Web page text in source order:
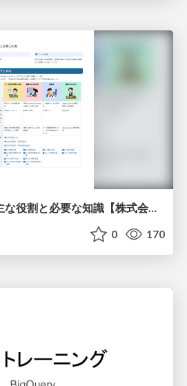
[Adobe Analytics]主な役割と必要な知識【株式会社ニジボックス】
0 170